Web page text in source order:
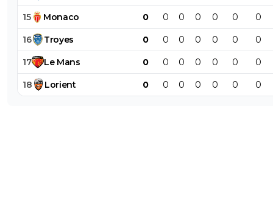
15 Monaco 0 0 0 0 0 0 0
16 Troyes 0 0 0 0 0 0 0
17 Le Mans 0 0 0 0 0 0 0
18 Lorient 0 0 0 0 0 0 0